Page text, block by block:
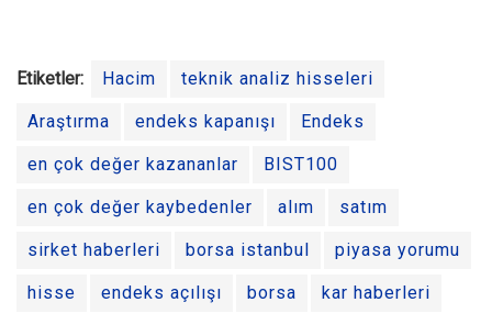
Etiketler: Hacim teknik analiz hisseleri
Araştırma endeks kapanışı Endeks
en çok değer kazananlar BIST100
en çok değer kaybedenler alım satım
sirket haberleri borsa istanbul piyasa yorumu
hisse endeks açılışı borsa kar haberleri